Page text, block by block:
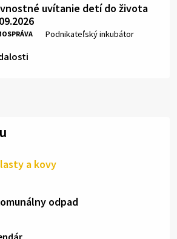
uvítanie detí do života
Miesto:
Podnikateľský inkubátor
a kovy
odpad